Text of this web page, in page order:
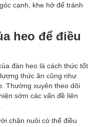
cạnh, khe hở để tránh
heo để điều
đàn heo là cách thức tốt
thức ăn cũng như
Thường xuyên theo dõi
sớm các vấn đề liên
chăn nuôi có thể điều